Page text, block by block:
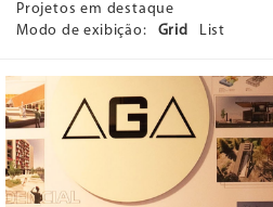
Projetos em destaque
Modo de exibição:
Grid List